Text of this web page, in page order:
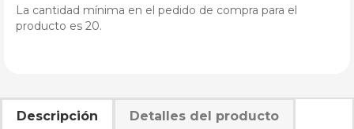
La cantidad mínima en el pedido de compra para el
producto es 20.
Descripción Detalles del producto